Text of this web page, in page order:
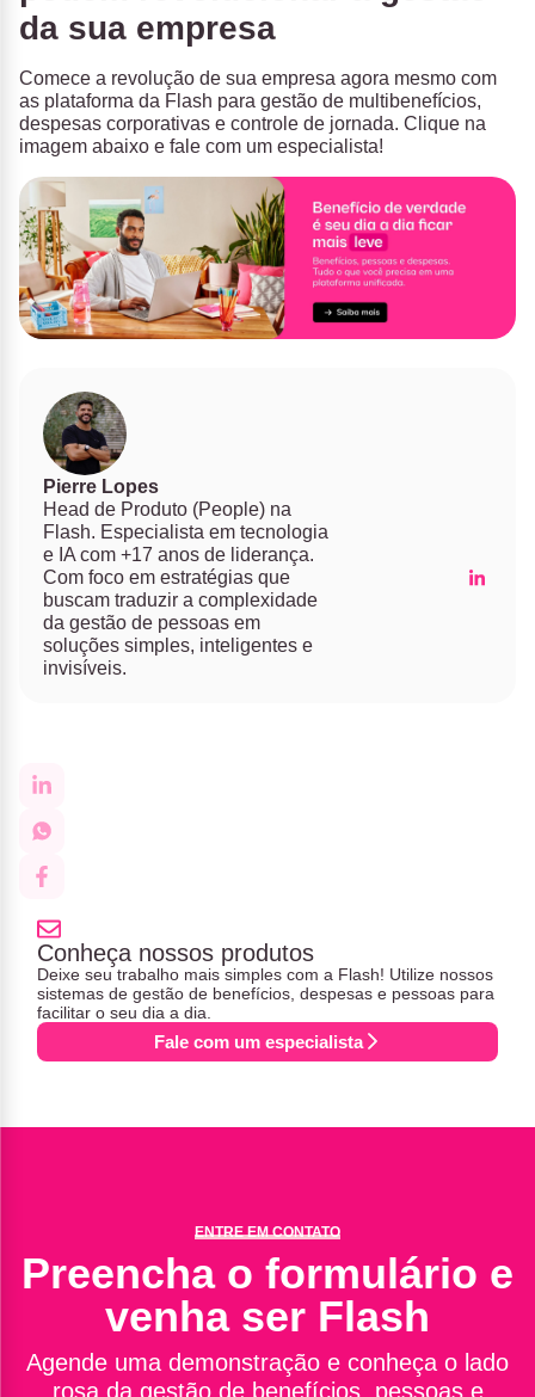
da sua empresa
Comece a revolução de sua empresa agora mesmo com
as plataforma da Flash para gestão de multibenefícios,
despesas corporativas e controle de jornada. Clique na
imagem abaixo e fale com um especialista!
Pierre Lopes
Head de Produto (People) na
Flash. Especialista em tecnologia
e IA com +17 anos de liderança.
Com foco em estratégias que
buscam traduzir a complexidade
da gestão de pessoas em
soluções simples, inteligentes e
invisíveis.
Conheça nossos produtos
Deixe seu trabalho mais simples com a Flash! Utilize nossos
sistemas de gestão de benefícios, despesas e pessoas para
facilitar o seu dia a dia.
Fale com um especialista
ENTRE EM CONTATO
Preencha o formulário e
venha ser Flash
Agende uma demonstração e conheça o lado
rosa da gestão de benefícios, pessoas e